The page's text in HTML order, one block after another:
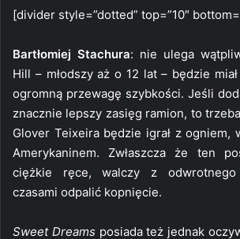
[divider style=”dotted” top=”10″
Bartłomiej Stachura: nie ulega
Hill – młodszy aż o 12 lat – będzie
ogromną przewagę szybkości. Jeśli
znacznie lepszy zasięg ramion, to
Glover Teixeira będzie igrał z ogniem,
Amerykaninem. Zwłaszcza że ten
ciężkie ręce, walczy z
czasami odpalić kopnięcie.
Sweet Dreams posiada też jednak